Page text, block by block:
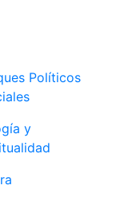
Políticos
y